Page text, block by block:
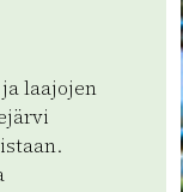
laajojen